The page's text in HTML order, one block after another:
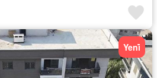
Yeni̇